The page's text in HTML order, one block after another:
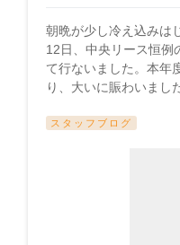
朝晩が少し冷え込みは
12日、中央リース恒例
て行ないました。本年
り、大いに賑わいまし
スタッフブログ